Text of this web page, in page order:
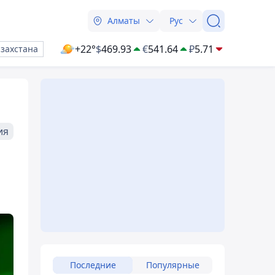
Алматы Рус
+22°$469.93 €541.64 ₽5.71
Последние Популярные